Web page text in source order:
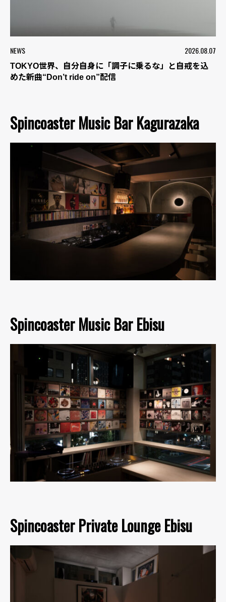
NEWS 2026.08.07
TOKYO世界、自分自身に「調子に乗るな」と自戒を込
めた新曲“Don’t ride on”配信
Spincoaster Music Bar Kagurazaka
Spincoaster Music Bar Ebisu
Spincoaster Private Lounge Ebisu